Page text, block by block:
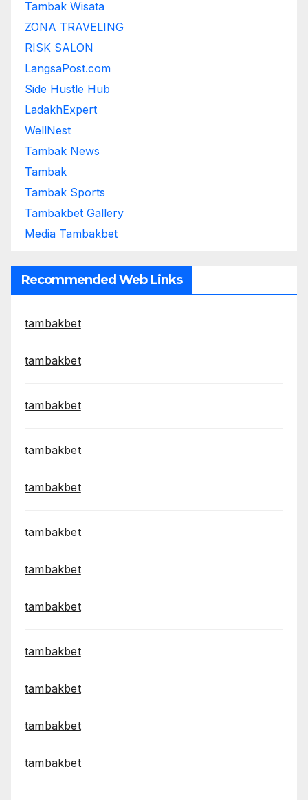
Tambak Wisata
ZONA TRAVELING
RISK SALON
LangsaPost.com
Side Hustle Hub
LadakhExpert
WellNest
Tambak News
Tambak
Tambak Sports
Tambakbet Gallery
Media Tambakbet
Recommended Web Links
tambakbet
tambakbet
tambakbet
tambakbet
tambakbet
tambakbet
tambakbet
tambakbet
tambakbet
tambakbet
tambakbet
tambakbet